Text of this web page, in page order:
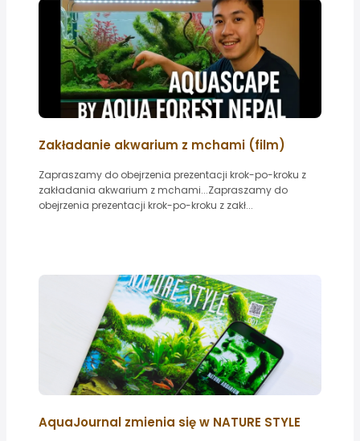
Zakładanie akwarium z mchami (film)
Zapraszamy do obejrzenia prezentacji krok-po-kroku z
zakładania akwarium z mchami...Zapraszamy do
obejrzenia prezentacji krok-po-kroku z zakł...
AquaJournal zmienia się w NATURE STYLE